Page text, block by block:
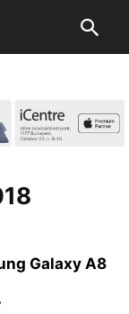
Galaxy A8